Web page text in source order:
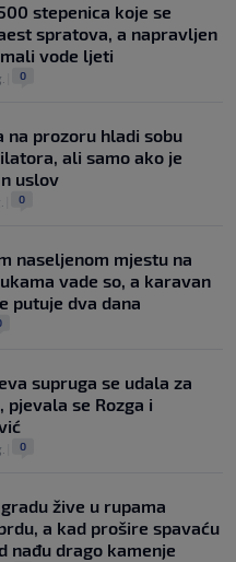
stepenica koje se
spratova, a napravljen
vode ljeti
0
na prozoru hladi sobu
ali samo ako je
uslov
0
naseljenom mjestu na
vade so, a karavan
putuje dva dana
supruga se udala za
pjevala se Rozga i
0
žive u rupama
a kad prošire spavaću
nađu drago kamenje